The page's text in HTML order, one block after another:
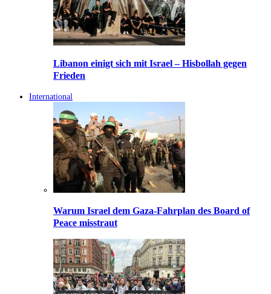
Libanon einigt sich mit Israel – Hisbollah gegen
Frieden
International
Warum Israel dem Gaza-Fahrplan des Board of
Peace misstraut